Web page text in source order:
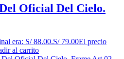
Oficial Del Cielo.
era: S/ 88.00.S/79.00El precio
al carrito